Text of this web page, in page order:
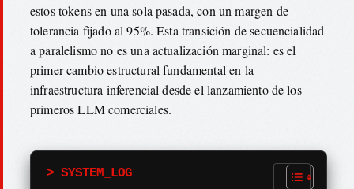
estos tokens en una sola pasada, con un margen de
tolerancia fijado al 95%. Esta transición de secuencialidad
a paralelismo no es una actualización marginal: es el
primer cambio estructural fundamental en la
infraestructura inferencial desde el lanzamiento de los
primeros LLM comerciales.
> SYSTEM_LOG